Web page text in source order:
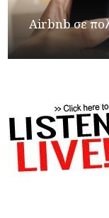
Airbnb σε